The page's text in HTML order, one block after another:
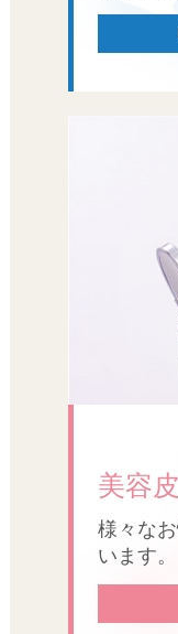
美容
様々な
います。